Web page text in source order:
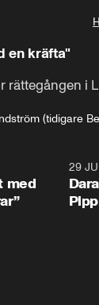
en kräfta"
rättegången i
(tidigare
med
29